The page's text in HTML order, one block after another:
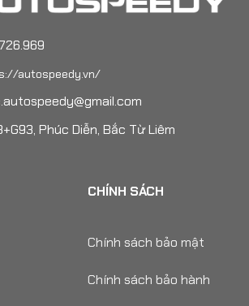
autospeedy.vn/
Phúc Diễn, Bắc Từ Liêm
CHÍNH SÁCH
Chính sách bảo mật
Chính sách bảo hành